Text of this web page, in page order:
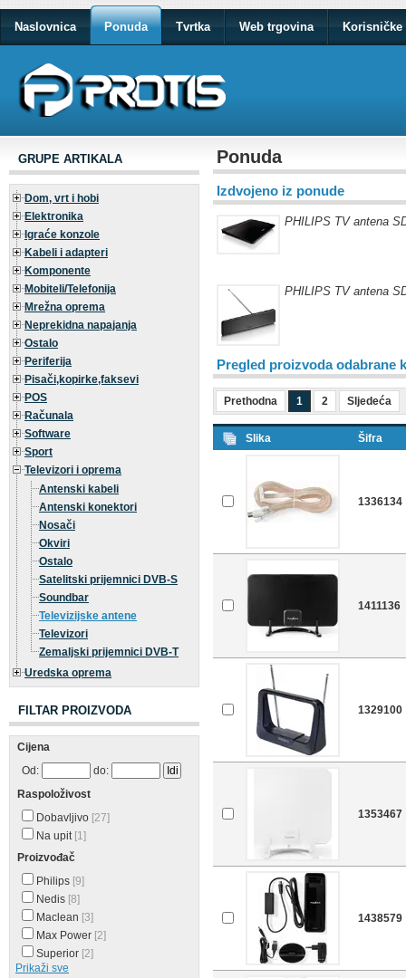
Naslovnica Ponuda Tvrtka Web trgovina Korisničke
GRUPE ARTIKALA
Dom, vrt i hobi
Elektronika
Igraće konzole
Kabeli i adapteri
Komponente
Mobiteli/Telefonija
Mrežna oprema
Neprekidna napajanja
Ostalo
Periferija
Pisači,kopirke,faksevi
POS
Računala
Software
Sport
Televizori i oprema
Antenski kabeli
Antenski konektori
Nosači
Okviri
Ostalo
Satelitski prijemnici DVB-S
Soundbar
Televizijske antene
Televizori
Zemaljski prijemnici DVB-T
Uredska oprema
FILTAR PROIZVODA
Cijena
Od:
do:
Raspoloživost
Dobavljivo [27]
Na upit [1]
Proizvođač
Philips [9]
Nedis [8]
Maclean [3]
Max Power [2]
Superior [2]
Prikaži sve
Ponuda
Izdvojeno iz ponude
PHILIPS TV antena
PHILIPS TV antena
Pregled proizvoda odabrane
Prethodna 1 2 Sljedeća
Slika Šifra
1336134
1411136
1329100
1353467
1438579